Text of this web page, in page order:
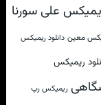
علی سورنا
معین دانلود ریمیکس
ریمیکس
ریمیکس رپ